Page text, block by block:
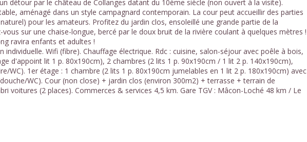
détour par le château de Collanges datant du 10ème siècle (non ouvert à la visite).
aménagé dans un style campagnard contemporain. La cour peut accueillir des parties
pour les amateurs. Profitez du jardin clos, ensoleillé une grande partie de la
sur une chaise-longue, bercé par le doux bruit de la rivière coulant à quelques mètres !
ravira enfants et adultes !
individuelle. Wifi (fibre). Chauffage électrique. Rdc : cuisine, salon-séjour avec poêle à bois,
d'appoint lit 1 p. 80x190cm), 2 chambres (2 lits 1 p. 90x190cm / 1 lit 2 p. 140x190cm),
WC). 1er étage : 1 chambre (2 lits 1 p. 80x190cm jumelables en 1 lit 2 p. 180x190cm) avec
WC). Cour (non close) + jardin clos (environ 300m2) + terrasse + terrain de
voitures (2 places). Commerces & services 4,5 km. Gare TGV : Mâcon-Loché 48 km / Le